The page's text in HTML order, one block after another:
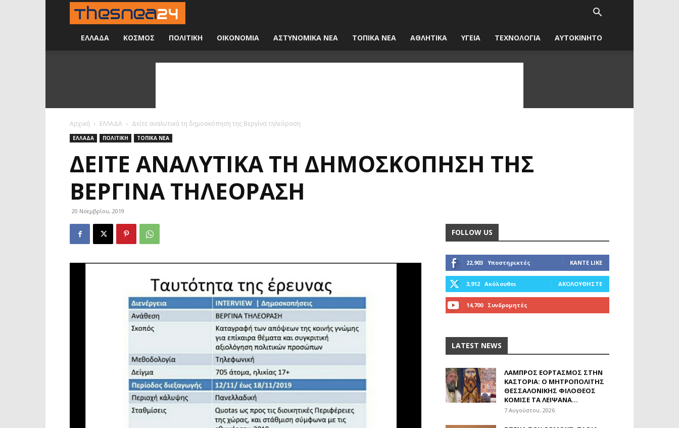
24
ώρες
ΕΛΛΑΔΑ ΚΟΣΜΟΣ ΠΟΛΙΤΙΚΗ ΟΙΚΟΝΟΜΙΑ ΑΣΤΥΝΟΜΙΚΑ ΝΕΑ ΤΟΠΙΚΑ ΝΕΑ ΑΘΛΗΤΙΚΑ ΥΓΕΙΑ ΤΕΧΝΟΛΟΓΙΑ ΑΥΤΟΚΙΝΗΤΟ
Αρχική ΕΛΛΑΔΑ Δείτε αναλυτικά τη δημοσκόπηση της Βεργίνα τηλεόραση
ΕΛΛΑΔΑ ΠΟΛΙΤΙΚΗ ΤΟΠΙΚΑ ΝΕΑ
ΔΕΊΤΕ ΑΝΑΛΥΤΙΚΆ ΤΗ ΔΗΜΟΣΚΌΠΗΣΗ ΤΗΣ
ΒΕΡΓΊΝΑ ΤΗΛΕΌΡΑΣΗ
20 Νοεμβρίου, 2019
FOLLOW US
22,903 Υποστηρικτές ΚΆΝΤΕ LIKE
3,912 Ακόλουθοι ΑΚΟΛΟΥΘΉΣΤΕ
14,700 Συνδρομητές
LATEST NEWS
ΛΑΜΠΡΌΣ ΕΟΡΤΑΣΜΌΣ ΣΤΗΝ
ΚΑΣΤΟΡΙΆ: Ο ΜΗΤΡΟΠΟΛΊΤΗΣ
ΘΕΣΣΑΛΟΝΊΚΗΣ ΦΙΛΌΘΕΟΣ
ΚΌΜΙΣΕ ΤΑ ΛΕΊΨΑΝΑ...
7 Αυγούστου, 2026